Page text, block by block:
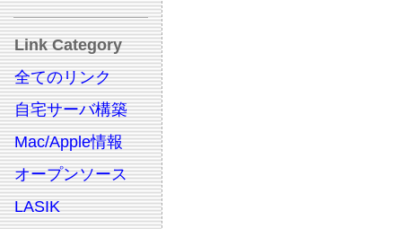
Link Category
全てのリンク
自宅サーバ構築
Mac/Apple情報
オープンソース
LASIK